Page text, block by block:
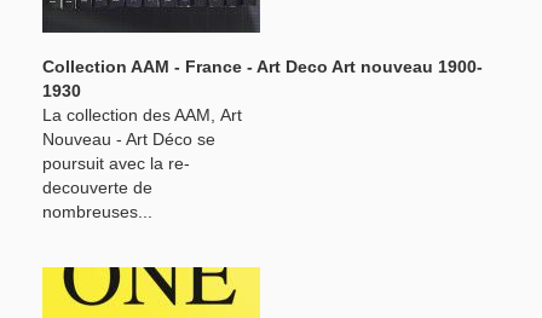
Collection AAM - France - Art Deco Art nouveau 1900-
1930
La collection des AAM, Art
Nouveau - Art Déco se
poursuit avec la re-
decouverte de
nombreuses...